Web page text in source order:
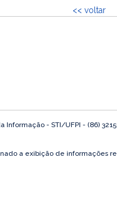
<< voltar
- STI/UFPI - (86)
a exibição de informações